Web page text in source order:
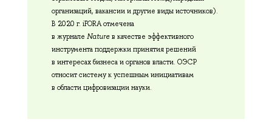
организаций, вакансии и другие виды источников).
В 2020 г. iFORA отмечена
в журнале Natureв качестве эффективного
инструмента поддержки принятия решений
в интересах бизнеса и органов власти. ОЭСР
относит систему к успешным инициативам
в области цифровизации науки.